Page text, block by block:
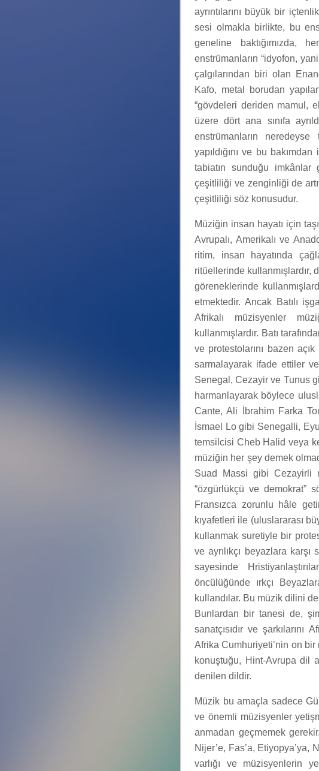
ayrıntılarını büyük bir
sesi olmakla birlikte, bu
geneline baktığımızda,
enstrümanların “idyofon,
çalgılarından biri olan
Kafo, metal borudan
“gövdeleri deriden mamul,
üzere dört ana sınıfa
enstrümanların
yapıldığını ve bu
tabiatın sunduğu
çeşitliliği ve zenginliği de
çeşitliliği söz konusudur.
Müziğin insan hayatı için
Avrupalı, Amerikalı ve
ritim, insan hayatında
ritüellerinde kullanmışlardır,
göreneklerinde
etmektedir. Ancak Batılı
Afrikalı müzisyenler
kullanmışlardır. Batı
ve protestolarını bazen
sarmalayarak ifade ettiler
Senegal, Cezayir ve Tunus
harmanlayarak böylece
Cante, Ali İbrahim Farka
İsmael Lo gibi Senegalli,
temsilcisi Cheb Halid veya
müziğin her şey demek
Suad Massi gibi Cezayirli
“özgürlükçü ve demokrat”
Fransızca zorunlu hâle
kıyafetleri ile (uluslararası
kullanmak suretiyle bir
ve ayrılıkçı beyazlara
sayesinde
öncülüğünde ırkçı
kullandılar. Bu müzik dilini
Bunlardan bir tanesi de,
sanatçısıdır ve
Afrika Cumhuriyeti’nin on bir
konuştuğu, Hint-Avrupa dil
denilen dildir.
Müzik bu amaçla sadece
ve önemli müzisyenler
anmadan geçmemek
Nijer’e, Fas’a, Etiyopya’ya,
varlığı ve müzisyenlerin